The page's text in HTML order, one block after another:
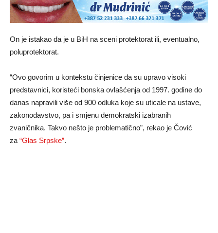
On je istakao da je u BiH na sceni protektorat ili, eventualno,
poluprotektorat.
“Ovo govorim u kontekstu činjenice da su upravo visoki
predstavnici, koristeći bonska ovlašćenja od 1997. godine do
danas napravili više od 900 odluka koje su uticale na ustave,
zakonodavstvo, pa i smjenu demokratski izabranih
zvaničnika. Takvo nešto je problematično”, rekao je Čović
za “Glas Srpske”.